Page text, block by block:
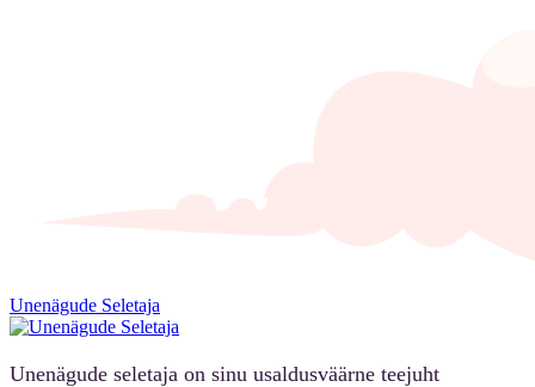
Unenägude Seletaja
Unenägude seletaja on sinu usaldusväärne teejuht